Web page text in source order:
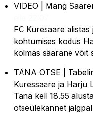
VIDEO | Mäng
FC Kuresaare
kohtumises kodus
kolmas säärane võit
TÄNA OTSE |
Kuressaare ja Harju
Täna kell 18.55
otseülekannet